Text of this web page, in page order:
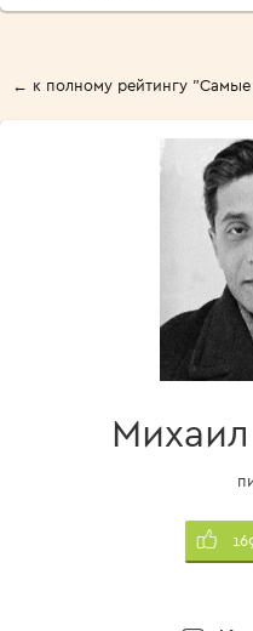
← к полному рейтингу